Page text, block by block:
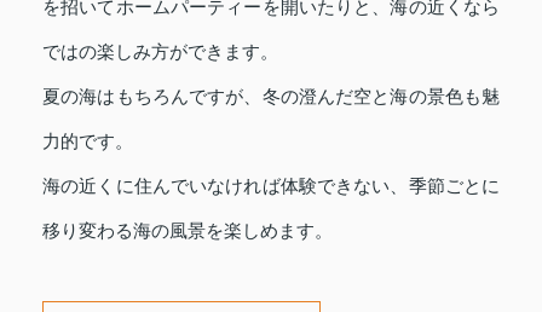
を招いてホームパーティーを開いたりと、海の近くなら
ではの楽しみ方ができます。
夏の海はもちろんですが、冬の澄んだ空と海の景色も魅
力的です。
海の近くに住んでいなければ体験できない、季節ごとに
移り変わる海の風景を楽しめます。